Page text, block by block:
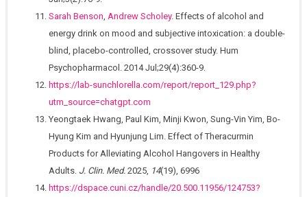
Sarah Benson, Andrew Scholey. Effects of alcohol and
energy drink on mood and subjective intoxication: a double-
blind, placebo-controlled, crossover study. Hum
Psychopharmacol. 2014 Jul;29(4):360-9.
https://lab-sunchlorella.com/report/report_129.php?
utm_source=chatgpt.com
Yeongtaek Hwang, Paul Kim, Minji Kwon, Sung-Vin Yim, Bo-
Hyung Kim and Hyunjung Lim. Effect of Theracurmin
Products for Alleviating Alcohol Hangovers in Healthy
Adults. J. Clin. Med. 2025, 14(19), 6996
https://dspace.cuni.cz/handle/20.500.11956/124753?